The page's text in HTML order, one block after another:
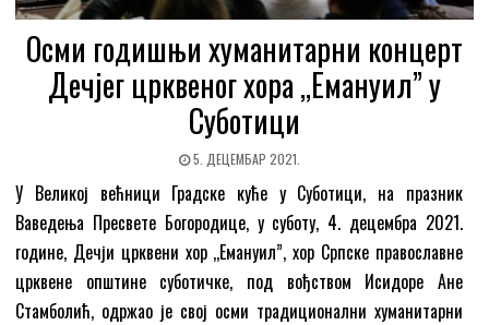
Осми годишњи хуманитарни концерт
Дечјег црквеног хора ,,Емануил” у
Суботици
5. ДЕЦЕМБАР 2021.
У Великој већници Градске куће у Суботици, на празник
Ваведења Пресвете Богородице, у суботу, 4. децембра 2021.
године, Дечји црквени хор ,,Емануил”, хор Српске православне
црквене општине суботичке, под вођством Исидоре Ане
Стамболић, одржао је свој осми традиционални хуманитарни